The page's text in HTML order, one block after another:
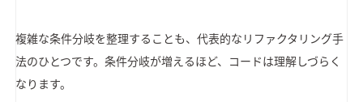
複雑な条件分岐を整理することも、代表的なリファクタリング手
法のひとつです。条件分岐が増えるほど、コードは理解しづらく
なります。